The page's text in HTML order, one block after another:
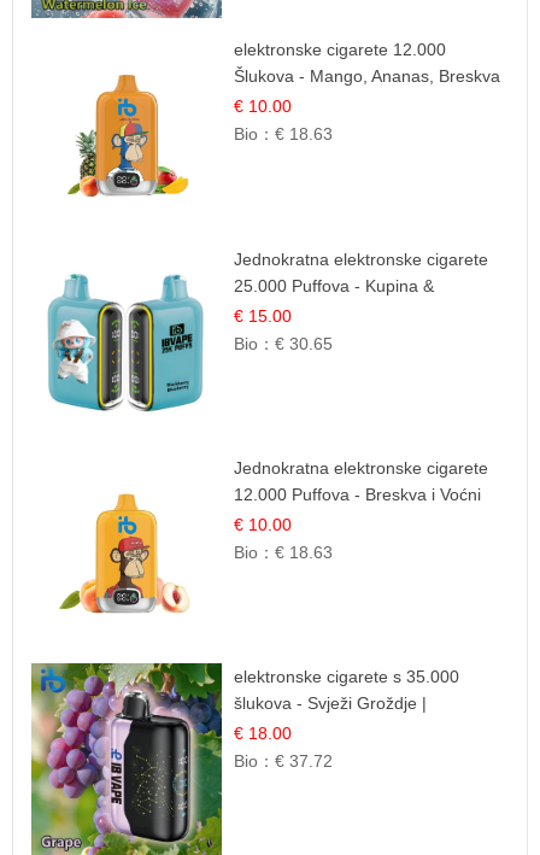
elektronske cigarete 12.000
Šlukova - Mango, Ananas, Breskva
| Tropska Voćna Mješavina
€ 10.00
Bio：€ 18.63
Jednokratna elektronske cigarete
25.000 Puffova - Kupina &
Borovnica | Šumska Voćna
Mješavina
€ 15.00
Bio：€ 30.65
Jednokratna elektronske cigarete
12.000 Puffova - Breskva i Voćni
Sok | Osježavajuća Voćna
Mješavina
€ 10.00
Bio：€ 18.63
elektronske cigarete s 35.000
šlukova - Svježi Groždje |
Osježavajuća Voćna Aroma
€ 18.00
Bio：€ 37.72